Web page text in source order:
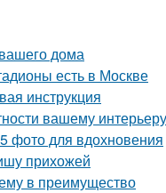
дома
есть в Москве
инструкция
вашему интерьеру
фото для вдохновения
прихожей
в преимущество